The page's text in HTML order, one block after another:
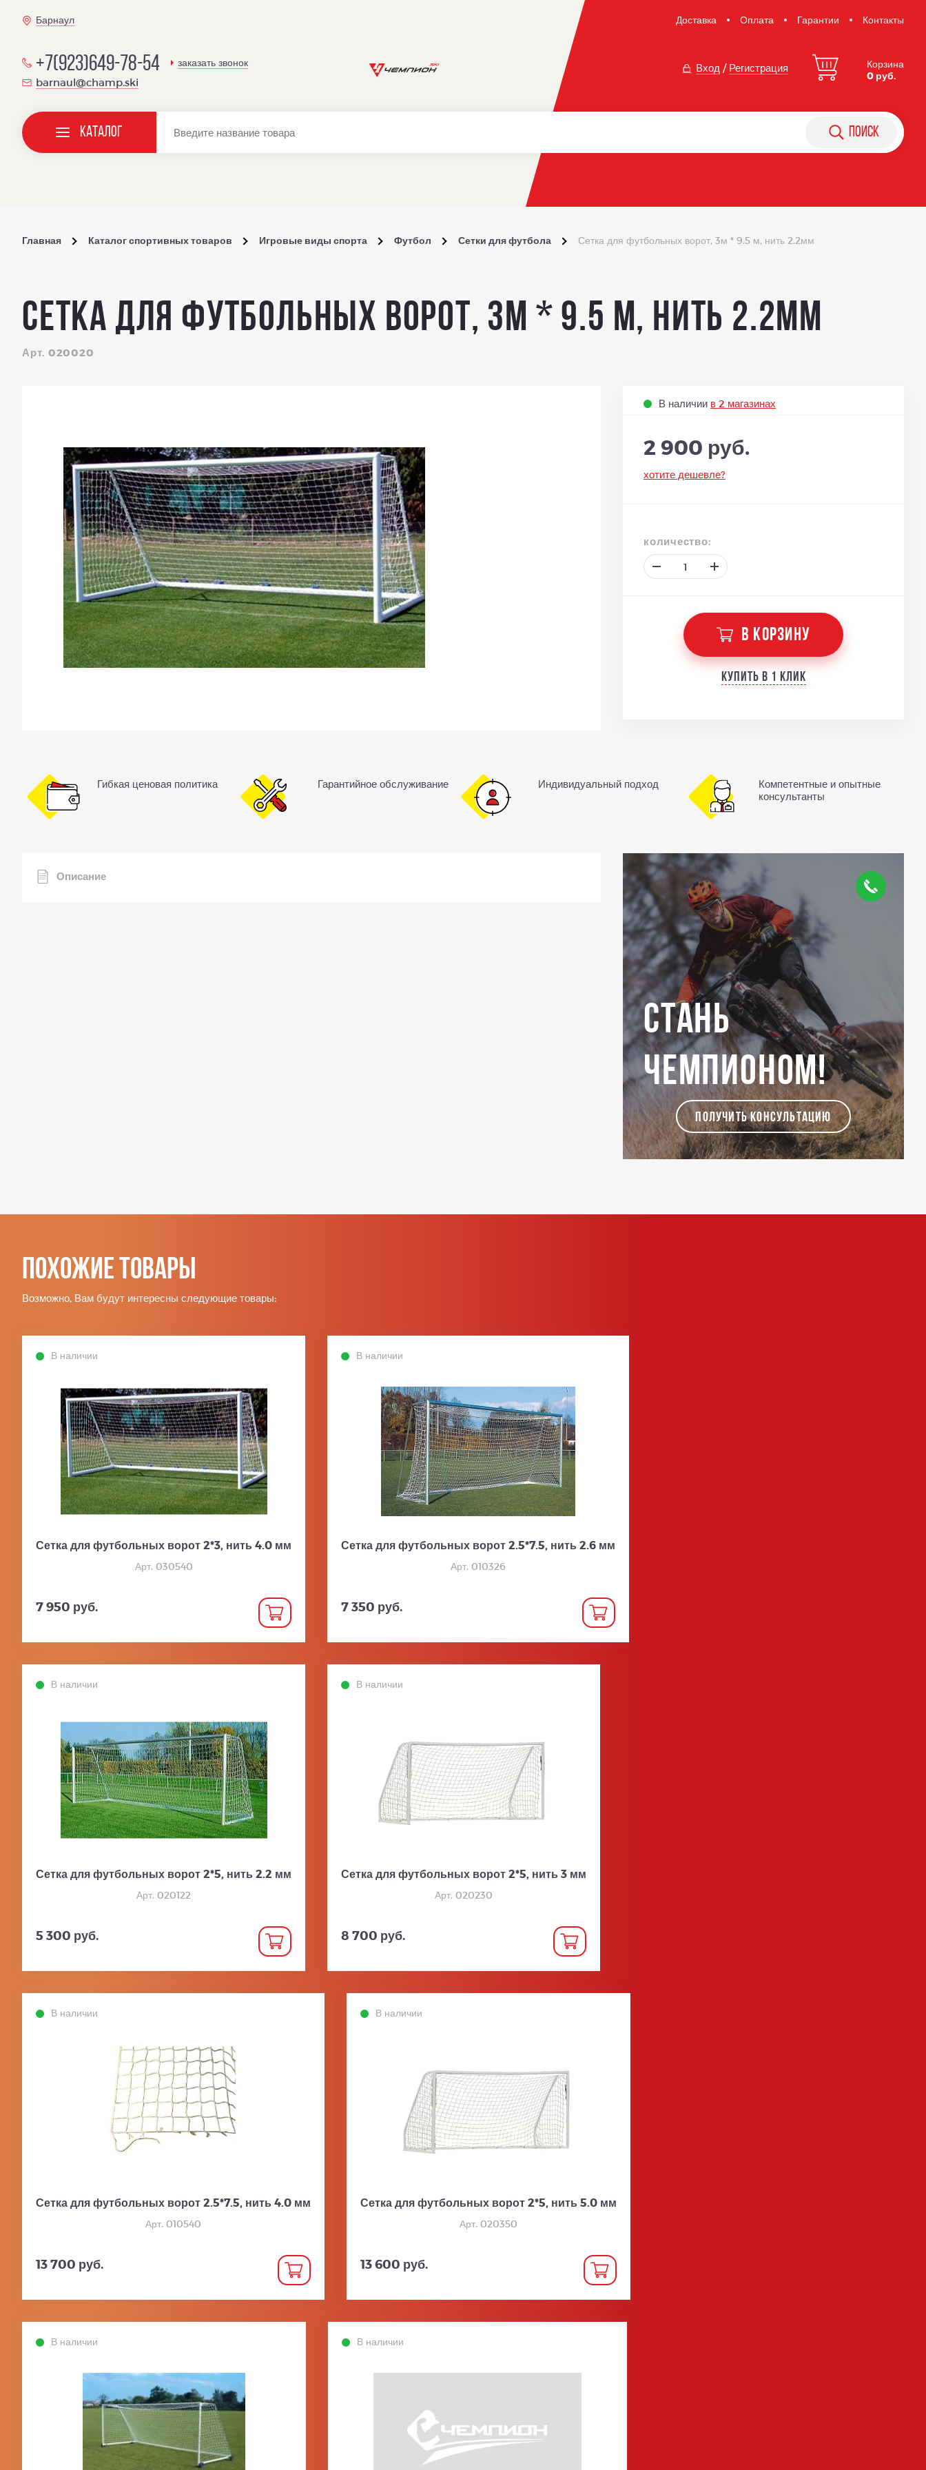
Барнаул Доставка Оплата Гарантии Контакты
+7(923)649-78-54 заказать звонок
barnaul@champ.ski
Вход / Регистрация
Корзина
0 руб.
Каталог поиск
Главная Каталог спортивных товаров Игровые виды спорта Футбол Сетки для футбола Сетка для футбольных ворот, 3м * 9.5 м, нить 2.2мм
Сетка для футбольных ворот, 3м * 9.5 м, нить 2.2мм
Арт. 020020
В наличии в 2 магазинах
2 900 руб.
хотите дешевле?
количество:
В КОРЗИНУ
Купить в 1 клик
Гибкая ценовая политика Гарантийное обслуживание Индивидуальный подход
Компетентные и опытные
консультанты
Описание
Стань
чемпионом!
ПОЛУЧИТЬ КОНСУЛЬТАЦИЮ
Похожие товары
Возможно, Вам будут интересны следующие товары:
В наличии
Сетка для футбольных ворот 2*3, нить 4.0 мм
Арт. 030540
7 950 руб.
В наличии
Сетка для футбольных ворот 2.5*7.5, нить 2.6 мм
Арт. 010326
7 350 руб.
В наличии
Сетка для футбольных ворот 2*5, нить 2.2 мм
Арт. 020122
5 300 руб.
В наличии
Сетка для футбольных ворот 2*5, нить 3 мм
Арт. 020230
8 700 руб.
В наличии
Сетка для футбольных ворот 2.5*7.5, нить 4.0 мм
Арт. 010540
13 700 руб.
В наличии
Сетка для футбольных ворот 2*5, нить 5.0 мм
Арт. 020350
13 600 руб.
В наличии В наличии